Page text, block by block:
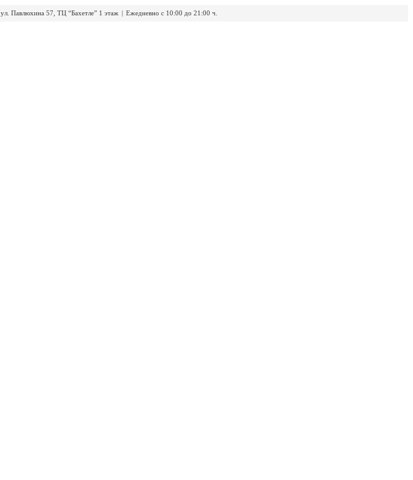
ул. Павлюхина 57, ТЦ “Бахетле” 1 этаж | Ежедневно с 10:00 до 21:00 ч.